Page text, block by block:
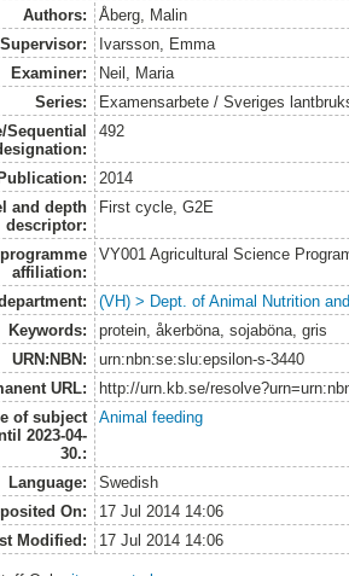
Authors:
Åberg, Malin
Supervisor:
Ivarsson, Emma
Examiner:
Neil, Maria
Series:
Examensarbete / Sveriges
Sequential
492
2014
and depth
descriptor:
First cycle, G2E
affiliation:
VY001 Agricultural Science
(VH) > Dept. of Animal Nutrition
Keywords:
protein, åkerböna, sojaböna, gris
URN:NBN:
urn:nbn:se:slu:epsilon-s-3440
URL:
http://urn.kb.se/
of subject
2023-04-
30.:
Animal feeding
Language:
Swedish
On:
17 Jul 2014 14:06
Modified:
17 Jul 2014 14:06